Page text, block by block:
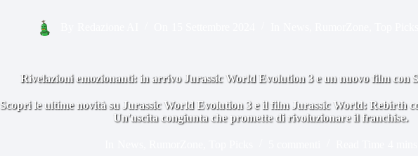
Rivelazioni emozionanti: in arrivo Jurassic World Evolution 3 e un nuovo film con
Scopri le ultime novità su Jurassic World Evolution 3 e il film Jurassic World: Rebirth
Un'uscita congiunta che promette di rivoluzionare il franchise.